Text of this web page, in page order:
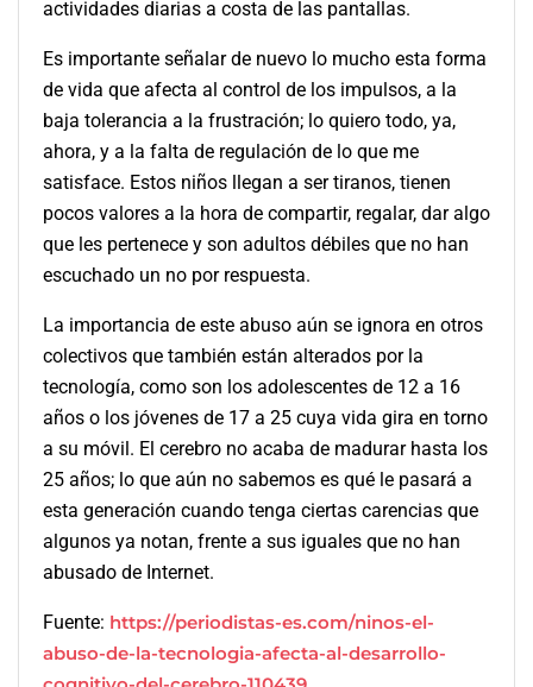
actividades diarias a costa de las pantallas.
Es importante señalar de nuevo lo mucho esta forma
de vida que afecta al control de los impulsos, a la
baja tolerancia a la frustración; lo quiero todo, ya,
ahora, y a la falta de regulación de lo que me
satisface. Estos niños llegan a ser tiranos, tienen
pocos valores a la hora de compartir, regalar, dar algo
que les pertenece y son adultos débiles que no han
escuchado un no por respuesta.
La importancia de este abuso aún se ignora en otros
colectivos que también están alterados por la
tecnología, como son los adolescentes de 12 a 16
años o los jóvenes de 17 a 25 cuya vida gira en torno
a su móvil. El cerebro no acaba de madurar hasta los
25 años; lo que aún no sabemos es qué le pasará a
esta generación cuando tenga ciertas carencias que
algunos ya notan, frente a sus iguales que no han
abusado de Internet.
Fuente: https://periodistas-es.com/ninos-el-
abuso-de-la-tecnologia-afecta-al-desarrollo-